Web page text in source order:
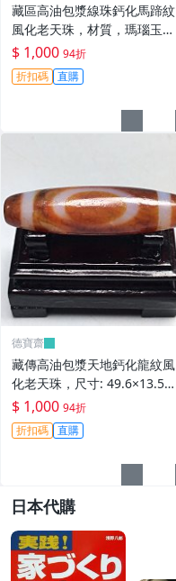
藏區高油包漿線珠鈣化馬蹄紋
風化老天珠，材質，瑪瑙玉
髓，尺寸：49.4×13左 天珠 瑪
瑙 硃砂【德寶齋】408
$ 1,000 94折
折扣碼 直購
德寶齋
藏傳高油包漿天地鈣化龍紋風
化老天珠，尺寸: 49.6×13.5左
右，材質：瑪瑙， 天珠 瑪瑙
硃砂【德寶齋】406
$ 1,000 94折
折扣碼 直購
日本代購